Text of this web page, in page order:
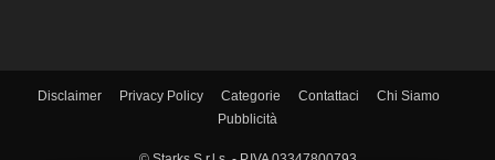
Disclaimer Privacy Policy Categorie Contattaci
Chi Siamo
Pubblicità